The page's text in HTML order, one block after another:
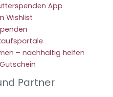
App
Wishlist
– nachhaltig helfen
Partner